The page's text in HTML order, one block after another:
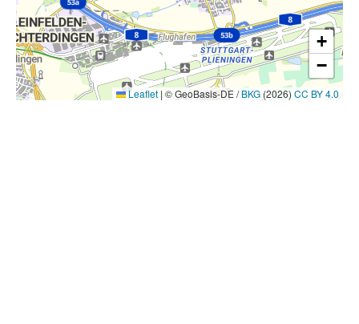
+
−
Leaflet | © GeoBasis-DE /BKG (2026) CC BY 4.0